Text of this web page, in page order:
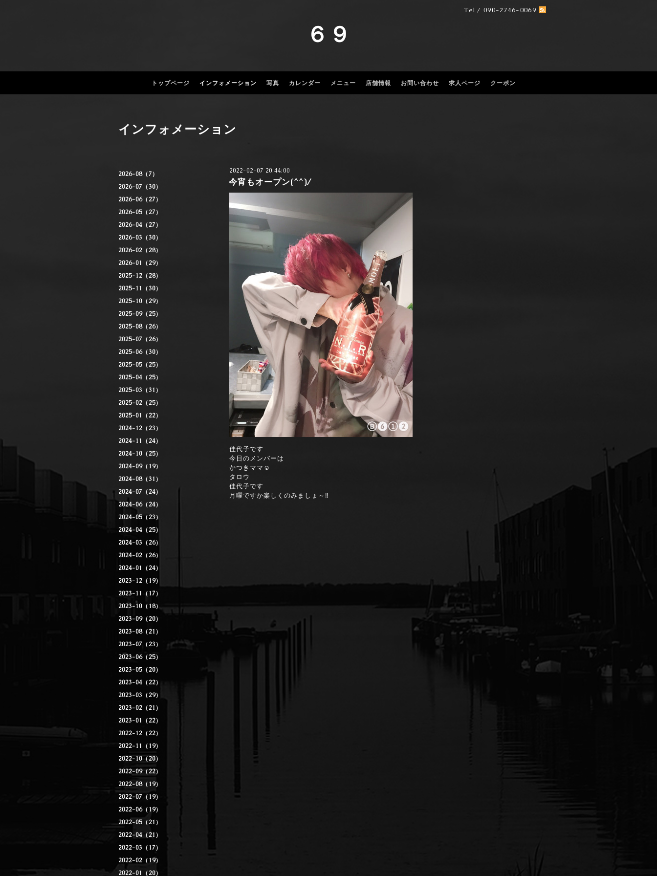
Tel / 090-2746-0069
６９
トップページ インフォメーション 写真 カレンダー メニュー 店舗情報 お問い合わせ 求人ページ クーポン
2026-08（7）
2026-07（30）
2026-06（27）
2026-05（27）
2026-04（27）
2026-03（30）
2026-02（28）
2026-01（29）
2025-12（28）
2025-11（30）
2025-10（29）
2025-09（25）
2025-08（26）
2025-07（26）
2025-06（30）
2025-05（25）
2025-04（25）
2025-03（31）
2025-02（25）
2025-01（22）
2024-12（23）
2024-11（24）
2024-10（25）
2024-09（19）
2024-08（31）
2024-07（24）
2024-06（24）
2024-05（23）
2024-04（25）
2024-03（26）
2024-02（26）
2024-01（24）
2023-12（19）
2023-11（17）
2023-10（18）
2023-09（20）
2023-08（21）
2023-07（23）
2023-06（25）
2023-05（20）
2023-04（22）
2023-03（29）
2023-02（21）
2023-01（22）
2022-12（22）
2022-11（19）
2022-10（20）
2022-09（22）
2022-08（19）
2022-07（19）
2022-06（19）
2022-05（21）
2022-04（21）
2022-03（17）
2022-02（19）
2022-01（20）
インフォメーション
2022-02-07 20:44:00
今宵もオープン(^^)/
佳代子です
今日のメンバーは
かつきママ☺️
タロウ
佳代子です
月曜ですか楽しくのみましょ～‼️